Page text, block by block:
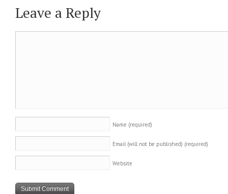
Leave a Reply
Name (required)
Email (will not be published) (required)
Website